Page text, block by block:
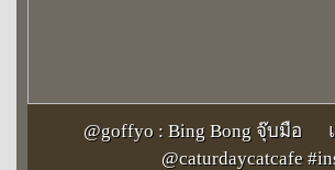
@goffyo : Bing Bong จุ๊บมือ
@caturdaycatcafe